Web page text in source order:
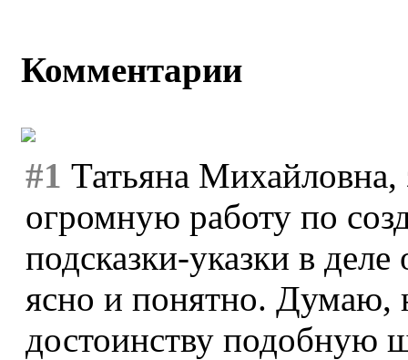
Комментарии
#1 Татьяна Михайловна,
огромную работу по
подсказки-указки в
ясно и понятно. Думаю,
достоинству подобную